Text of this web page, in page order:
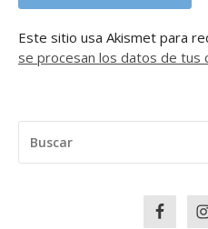
Este sitio usa Akismet para
se procesan los datos de tus